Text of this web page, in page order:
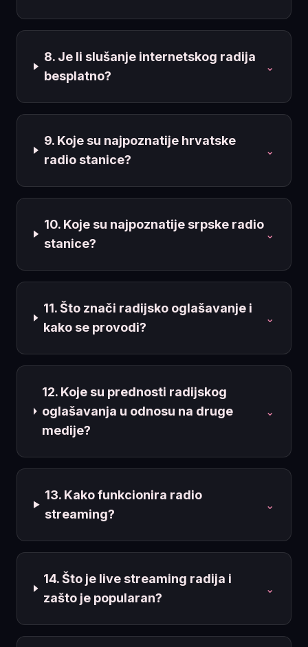
8. Je li slušanje internetskog radija
besplatno?
⌄
9. Koje su najpoznatije hrvatske
radio stanice?
⌄
10. Koje su najpoznatije srpske radio
stanice?
⌄
11. Što znači radijsko oglašavanje i
kako se provodi?
⌄
12. Koje su prednosti radijskog
oglašavanja u odnosu na druge
medije?
⌄
13. Kako funkcionira radio
streaming?
⌄
14. Što je live streaming radija i
zašto je popularan?
⌄